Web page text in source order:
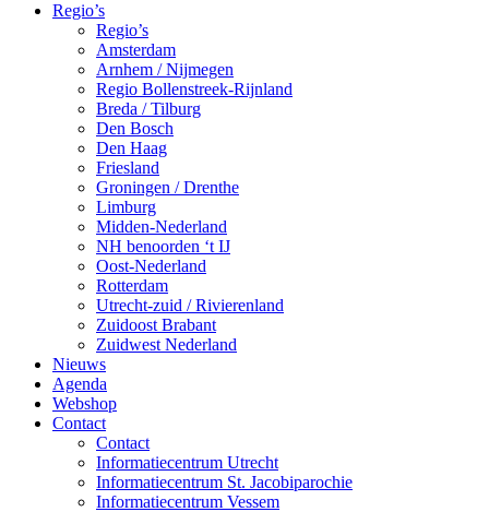
Regio’s
Regio’s
Amsterdam
Arnhem / Nijmegen
Regio Bollenstreek-Rijnland
Breda / Tilburg
Den Bosch
Den Haag
Friesland
Groningen / Drenthe
Limburg
Midden-Nederland
NH benoorden ‘t IJ
Oost-Nederland
Rotterdam
Utrecht-zuid / Rivierenland
Zuidoost Brabant
Zuidwest Nederland
Nieuws
Agenda
Webshop
Contact
Contact
Informatiecentrum Utrecht
Informatiecentrum St. Jacobiparochie
Informatiecentrum Vessem